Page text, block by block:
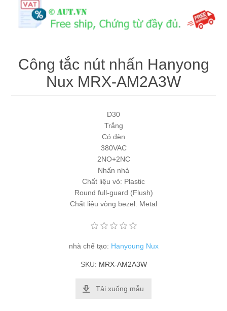
Máy tính công nghiệp
Động cơ servo 2 phase
Quạt thông gió
Phụ Kiện Schneider
Phụ Kiện Siemens
Công tắc nút nhấn Hanyong
Nux MRX-AM2A3W
D30
Trắng
Có đèn
380VAC
2NO+2NC
Nhấn nhả
Chất liệu vỏ: Plastic
Round full-guard (Flush)
Chất liệu vòng bezel: Metal
nhà chế tạo: Hanyoung Nux
SKU: MRX-AM2A3W
Tải xuống mẫu